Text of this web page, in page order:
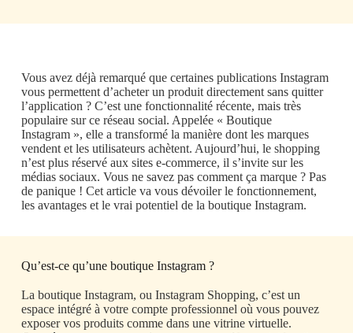
Vous avez déjà remarqué que certaines publications Instagram
vous permettent d’acheter un produit directement sans quitter
l’application ? C’est une fonctionnalité récente, mais très
populaire sur ce réseau social. Appelée « Boutique
Instagram », elle a transformé la manière dont les marques
vendent et les utilisateurs achètent. Aujourd’hui, le shopping
n’est plus réservé aux sites e-commerce, il s’invite sur les
médias sociaux. Vous ne savez pas comment ça marque ? Pas
de panique ! Cet article va vous dévoiler le fonctionnement,
les avantages et le vrai potentiel de la boutique Instagram.
Qu’est-ce qu’une boutique Instagram ?
La boutique Instagram, ou Instagram Shopping, c’est un
espace intégré à votre compte professionnel où vous pouvez
exposer vos produits comme dans une vitrine virtuelle.